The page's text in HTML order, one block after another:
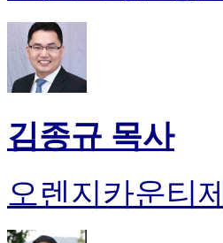
김종규 목사
오렌지카운티